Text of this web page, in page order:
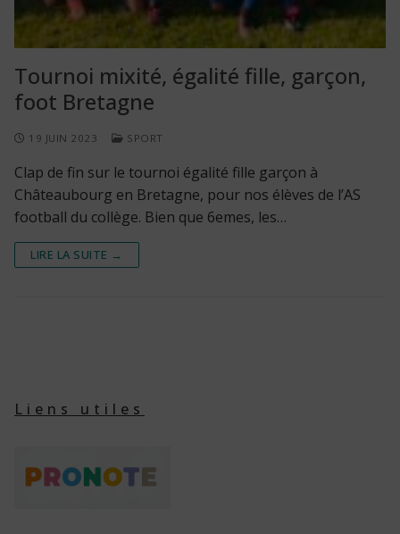
Tournoi mixité, égalité fille, garçon,
foot Bretagne
19 JUIN 2023 SPORT
Clap de fin sur le tournoi égalité fille garçon à
Châteaubourg en Bretagne, pour nos élèves de l’AS
football du collège. Bien que 6emes, les…
LIRE LA SUITE →
Liens utiles